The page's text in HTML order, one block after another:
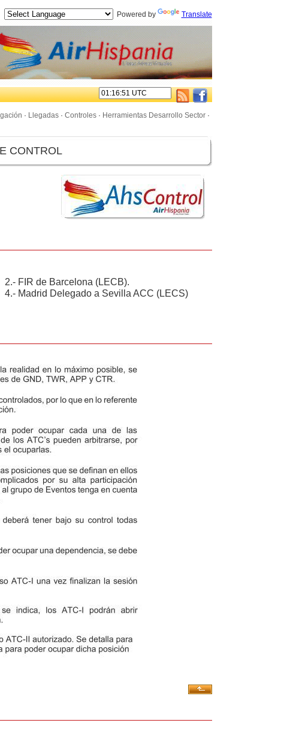
Powered by Translate
· Llegadas· Controles· Herramientas Desarrollo Sector·
CONTROL
2.- FIR de Barcelona (LECB).
4.- Madrid Delegado a Sevilla ACC (LECS)